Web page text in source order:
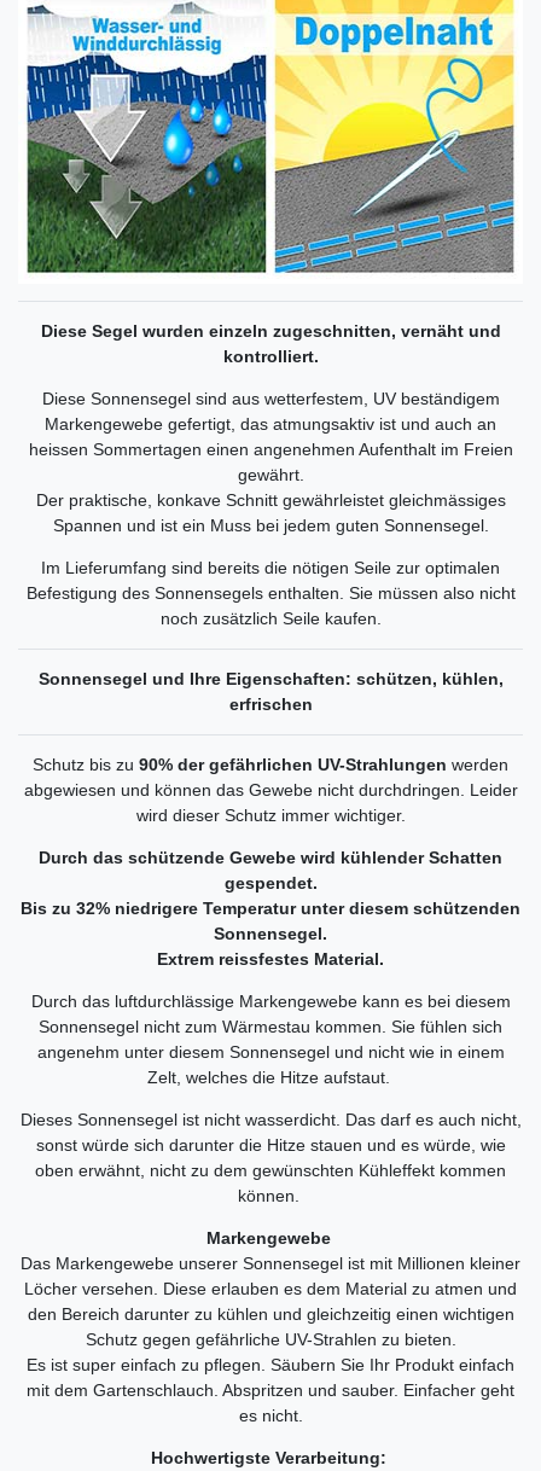
Diese Segel wurden einzeln zugeschnitten, vernäht und
kontrolliert.
Diese Sonnensegel sind aus wetterfestem, UV beständigem
Markengewebe gefertigt, das atmungsaktiv ist und auch an
heissen Sommertagen einen angenehmen Aufenthalt im Freien
gewährt.
Der praktische, konkave Schnitt gewährleistet gleichmässiges
Spannen und ist ein Muss bei jedem guten Sonnensegel.
Im Lieferumfang sind bereits die nötigen Seile zur optimalen
Befestigung des Sonnensegels enthalten. Sie müssen also nicht
noch zusätzlich Seile kaufen.
Sonnensegel und Ihre Eigenschaften: schützen, kühlen,
erfrischen
Schutz bis zu 90% der gefährlichen UV-Strahlungen werden
abgewiesen und können das Gewebe nicht durchdringen. Leider
wird dieser Schutz immer wichtiger.
Durch das schützende Gewebe wird kühlender Schatten
gespendet.
Bis zu 32% niedrigere Temperatur unter diesem schützenden
Sonnensegel.
Extrem reissfestes Material.
Durch das luftdurchlässige Markengewebe kann es bei diesem
Sonnensegel nicht zum Wärmestau kommen. Sie fühlen sich
angenehm unter diesem Sonnensegel und nicht wie in einem
Zelt, welches die Hitze aufstaut.
Dieses Sonnensegel ist nicht wasserdicht. Das darf es auch nicht,
sonst würde sich darunter die Hitze stauen und es würde, wie
oben erwähnt, nicht zu dem gewünschten Kühleffekt kommen
können.
Markengewebe
Das Markengewebe unserer Sonnensegel ist mit Millionen kleiner
Löcher versehen. Diese erlauben es dem Material zu atmen und
den Bereich darunter zu kühlen und gleichzeitig einen wichtigen
Schutz gegen gefährliche UV-Strahlen zu bieten.
Es ist super einfach zu pflegen. Säubern Sie Ihr Produkt einfach
mit dem Gartenschlauch. Abspritzen und sauber. Einfacher geht
es nicht.
Hochwertigste Verarbeitung: